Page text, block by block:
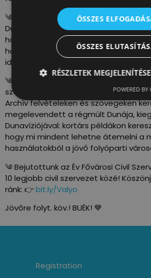
༄ Petíciót indítottunk, hogy épüljön
Dunán! Immár majd 2200 vagyunk,
hogy a Fővárosban legyen mindenki
hozzáférhető, biztonságos hűsölési
időszakban a belvárosi szakaszon!
༄ Nyáron bemutattuk a Fortepannal
szerkesztett “DUNA – A legszélesebb
Archív felvételeken és szövegeken
megelevendett a régmúlt Dunája,
Dunavíziójával: kortárs példákon
hogy mi mindent lehetne átemelni a
használatokból a jövő folyóparti
༄ Bejutottunk az Év Fővárosi Civil
10 legjobb civil szervezet közé!
ránk: 👉bit.ly/Valyo
Jövőre folyt. köv.! BUÉK! 💙
Registration
ÖSSZES
ÖSSZES
RÉSZLETEK MEGJELENÍTÉSE
POWERED BY